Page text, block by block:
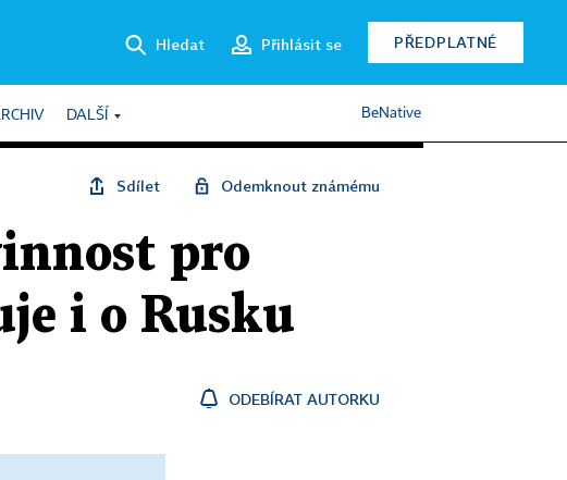
Hledat Přihlásit se PŘEDPLATNÉ
DALŠÍ BeNative
Sdílet Odemknout známému
pro
i o Rusku
ODEBÍRAT AUTORKU